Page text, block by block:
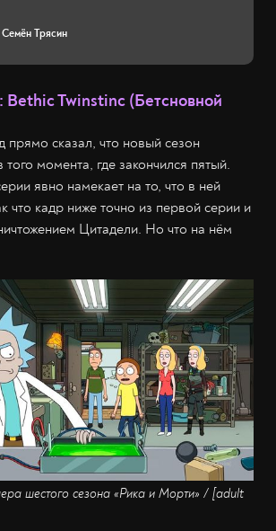
Семён Трясин
Bethic Twinstinc (Бетсновной
прямо сказал, что новый сезон
того момента, где закончился пятый.
явно намекает на то, что в ней
что кадр ниже точно из первой серии и
Цитадели. Но что на нём
шестого сезона «Рика и Морти» / [adult